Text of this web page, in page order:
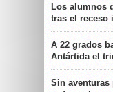
Los alumnos
tras el receso
A 22 grados
Antártida el
Sin aventuras